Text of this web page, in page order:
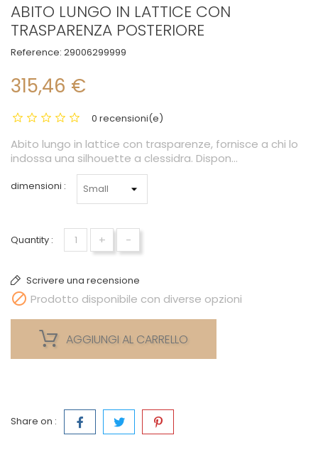
ABITO LUNGO IN LATTICE CON
TRASPARENZA POSTERIORE
Reference: 29006299999
315,46 €
0 recensioni(e)
Abito lungo in lattice con trasparenze, fornisce a chi lo
indossa una silhouette a clessidra. Dispon...
dimensioni :
Quantity : + -
Scrivere una recensione
 Prodotto disponibile con diverse opzioni
AGGIUNGI AL CARRELLO
Share on :